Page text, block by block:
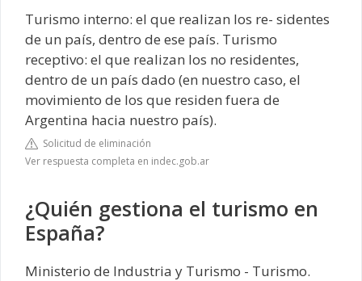
Turismo interno: el que realizan los re- sidentes
de un país, dentro de ese país. Turismo
receptivo: el que realizan los no residentes,
dentro de un país dado (en nuestro caso, el
movimiento de los que residen fuera de
Argentina hacia nuestro país).
Solicitud de eliminación
Ver respuesta completa en indec.gob.ar
¿Quién gestiona el turismo en
España?
Ministerio de Industria y Turismo - Turismo.